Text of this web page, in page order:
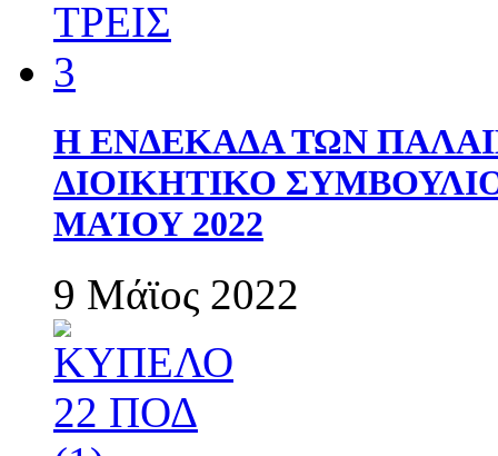
Η ΕΝΔΕΚΑΔΑ ΤΩΝ
ΔΙΟΙΚΗΤΙΚΟ
ΜΑΊΟΥ 2022
9 Μάϊος 2022